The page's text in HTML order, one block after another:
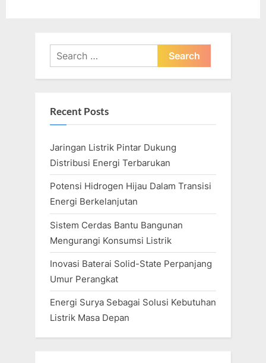
Search
for:
Recent Posts
Jaringan Listrik Pintar Dukung
Distribusi Energi Terbarukan
Potensi Hidrogen Hijau Dalam Transisi
Energi Berkelanjutan
Sistem Cerdas Bantu Bangunan
Mengurangi Konsumsi Listrik
Inovasi Baterai Solid-State Perpanjang
Umur Perangkat
Energi Surya Sebagai Solusi Kebutuhan
Listrik Masa Depan